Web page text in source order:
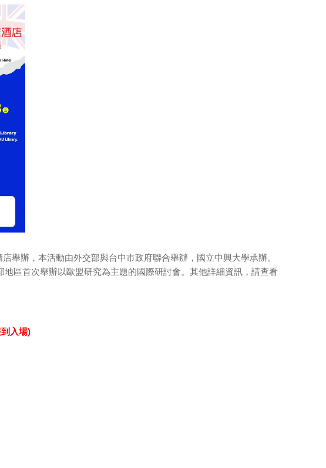
舉辦，本活動由外交部與台中市政府聯合舉辦，國立中興大學承辦。
區首次舉辦以歐盟研究為主題的國際研討會。其他詳細資訊，請查看
入場)